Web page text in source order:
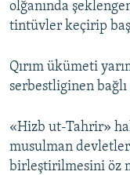
olğanında
tintüvler keçirip
Qırım ükümeti
serbestliginen bağlı
«Hizb ut-Tahrir»
musulman
birleştirilmesini öz